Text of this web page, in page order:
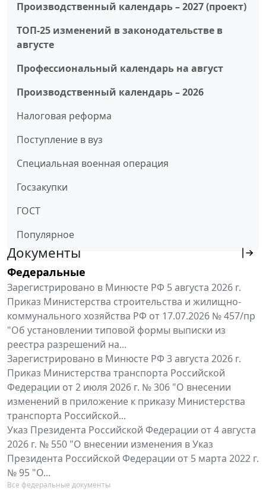
Производственный календарь – 2027 (проект)
ТОП-25 изменений в законодательстве в
августе
Профессиональный календарь на август
Производственный календарь – 2026
Налоговая реформа
Поступление в вуз
Специальная военная операция
Госзакупки
ГОСТ
Популярное
Документы
Федеральные
Зарегистрировано в Минюсте РФ 5 августа 2026 г.
Приказ Министерства строительства и жилищно-
коммунального хозяйства РФ от 17.07.2026 № 457/пр
"Об установлении типовой формы выписки из
реестра разрешений на...
Зарегистрировано в Минюсте РФ 3 августа 2026 г.
Приказ Министерства транспорта Российской
Федерации от 2 июля 2026 г. № 306 "О внесении
изменений в приложение к приказу Министерства
транспорта Российской...
Указ Президента Российской Федерации от 4 августа
2026 г. № 550 "О внесении изменения в Указ
Президента Российской Федерации от 5 марта 2022 г.
№ 95 "О...
Все федеральные документы